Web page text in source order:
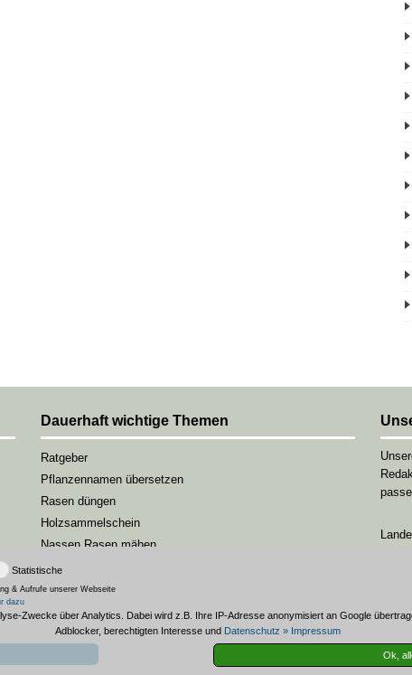
Dauerhaft wichtige Themen
Ratgeber
Pflanzennamen übersetzen
Rasen düngen
Holzsammelschein
Nassen Rasen mähen
Feuerschale im Garten
Gartentisch selbst bauen
Solar Außenleuchten im Garten
© Gartenmagazin.net - Seit 2013
Statistische
& Aufrufe unserer Webseite
dazu
Zwecke über Analytics. Dabei wird z.B. Ihre IP-Adresse anonymisiert an Google
Adblocker, berechtigten Interesse und Datenschutz » Impressum
Ok,